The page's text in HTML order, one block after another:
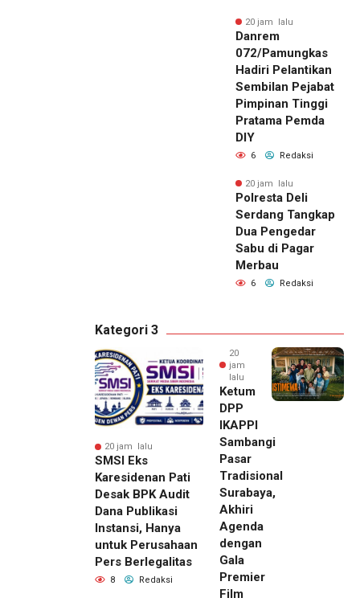
20 jam lalu
Danrem
072/Pamungkas
Hadiri Pelantikan
Sembilan Pejabat
Pimpinan Tinggi
Pratama Pemda
DIY
6 Redaksi
20 jam lalu
Polresta Deli
Serdang Tangkap
Dua Pengedar
Sabu di Pagar
Merbau
6 Redaksi
Kategori 3
20 jam lalu
SMSI Eks
Karesidenan Pati
Desak BPK Audit
Dana Publikasi
Instansi, Hanya
untuk Perusahaan
Pers Berlegalitas
8 Redaksi
20
jam
lalu
Ketum
DPP
IKAPPI
Sambangi
Pasar
Tradisional
Surabaya,
Akhiri
Agenda
dengan
Gala
Premier
Film